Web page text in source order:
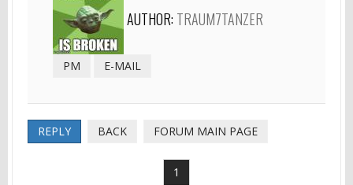
AUTHOR: TRAUM7TANZER
PM E-MAIL
REPLY BACK FORUM MAIN PAGE
1